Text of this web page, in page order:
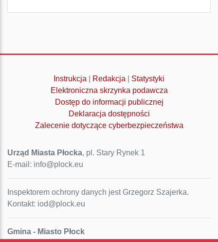
Instrukcja Redakcja
Statystyki
Elektroniczna skrzynka podawcza
Dostęp do informacji publicznej
Deklaracja dostępności
Zalecenie dotyczące cyberbezpieczeństwa
Urząd Miasta Płocka, pl. Stary Rynek 1
E-mail: info@plock.eu
Inspektorem ochrony danych jest Grzegorz Szajerka.
Kontakt: iod@plock.eu
Gmina - Miasto Płock